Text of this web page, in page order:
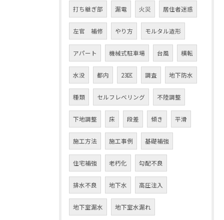
打ち継ぎ部 漏電 火災 居住者迷惑
左官 補修 やり方 モルタル造形
アパート 機械式駐車場 台風 横転
水没 都内 23区 調査 地下防水
種類 セルフレベリング 不陸調整
下地調整 床 段差 傾き 平滑
施工方法 施工事例 基礎補強
住宅補強 老朽化 勾配不良
排水不良 地下水 高圧注入
地下室漏水 地下室水漏れ